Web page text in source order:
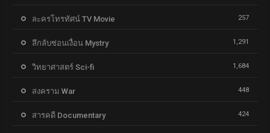
ละครโทรทัศน์ TV Movie 257
ลึกลับซ่อนเงื่อน Mystry 1,291
วิทยาศาสตร์ Sci-fi 1,684
สงคราม War 448
สารคดี Documentary 424